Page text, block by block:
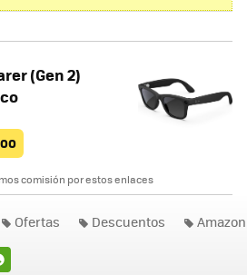
(Gen 2)
comisión por estos enlaces
Ofertas Descuentos